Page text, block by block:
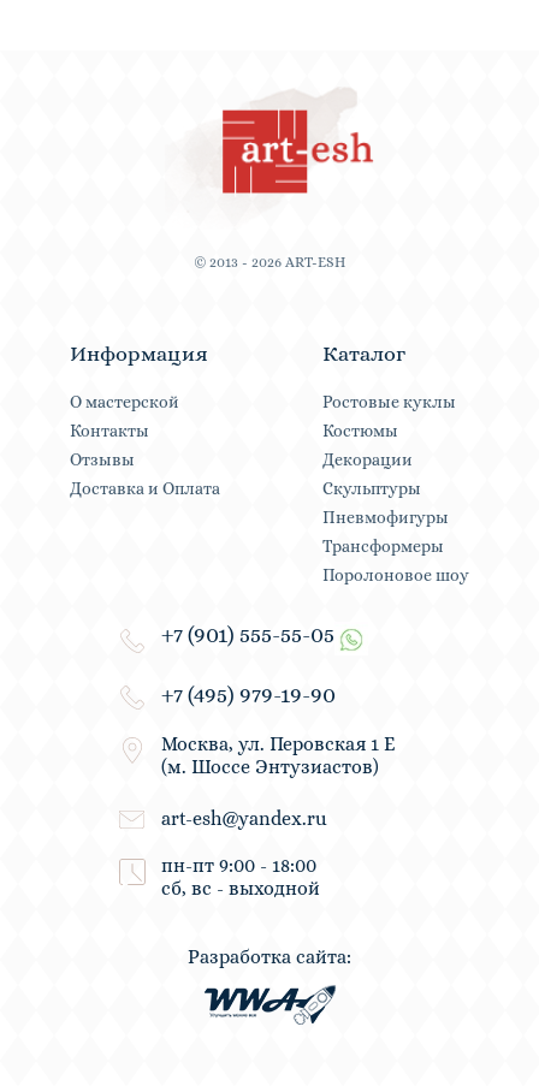
© 2013 - 2026 ART-ESH
Информация
О мастерской
Контакты
Отзывы
Доставка и Оплата
Каталог
Ростовые куклы
Костюмы
Декорации
Скульптуры
Пневмофигуры
Трансформеры
Поролоновое шоу
+7 (901) 555-55-05
+7 (495) 979-19-90
Москва, ул. Перовская 1 Е
(м. Шоссе Энтузиастов)
art-esh@yandex.ru
пн-пт 9:00 - 18:00
сб, вс - выходной
Разработка сайта: